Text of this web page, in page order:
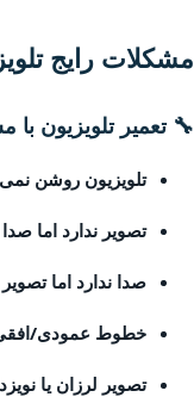
مشکلات رایج
🔧 تعمیر تلویزیون با
تلویزیون روشن
تصویر ندارد اما صدا
صدا ندارد اما تصویر
خطوط عمودی/
تصویر لرزان یا